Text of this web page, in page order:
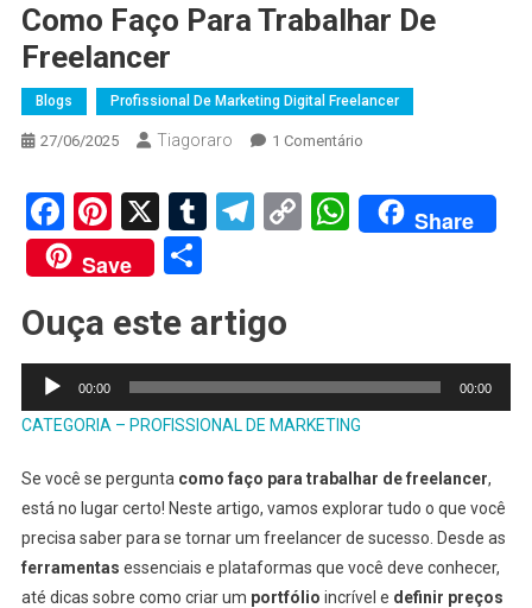
Como Faço Para Trabalhar De
Freelancer
Blogs Profissional De Marketing Digital Freelancer
27/06/2025 Tiagoraro 1 ComentárioEm
Faço
Para
Facebook
Pinterest
X Tumblr
Telegram
CopyWhatsApp
Share
Save
Share
Ouça este artigo
Tocador
áudio
00:00 00:00
CATEGORIA – PROFISSIONAL DE MARKETING
Se você se pergunta como faço para trabalhar de freelancer,
está no lugar certo! Neste artigo, vamos explorar tudo o que você
precisa saber para se tornar um freelancer de sucesso. Desde as
ferramentas essenciais e plataformas que você deve conhecer,
até dicas sobre como criar um portfólio incrível e definir preços